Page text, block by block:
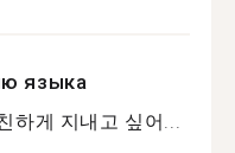
языка
하게 지내고 싶어...